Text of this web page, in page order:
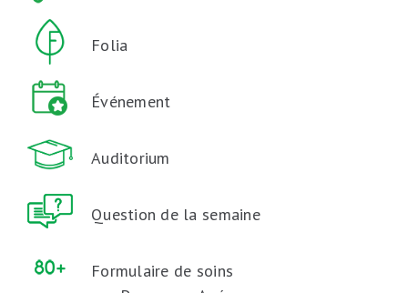
Folia
Événement
Auditorium
Question de la semaine
Formulaire de soins